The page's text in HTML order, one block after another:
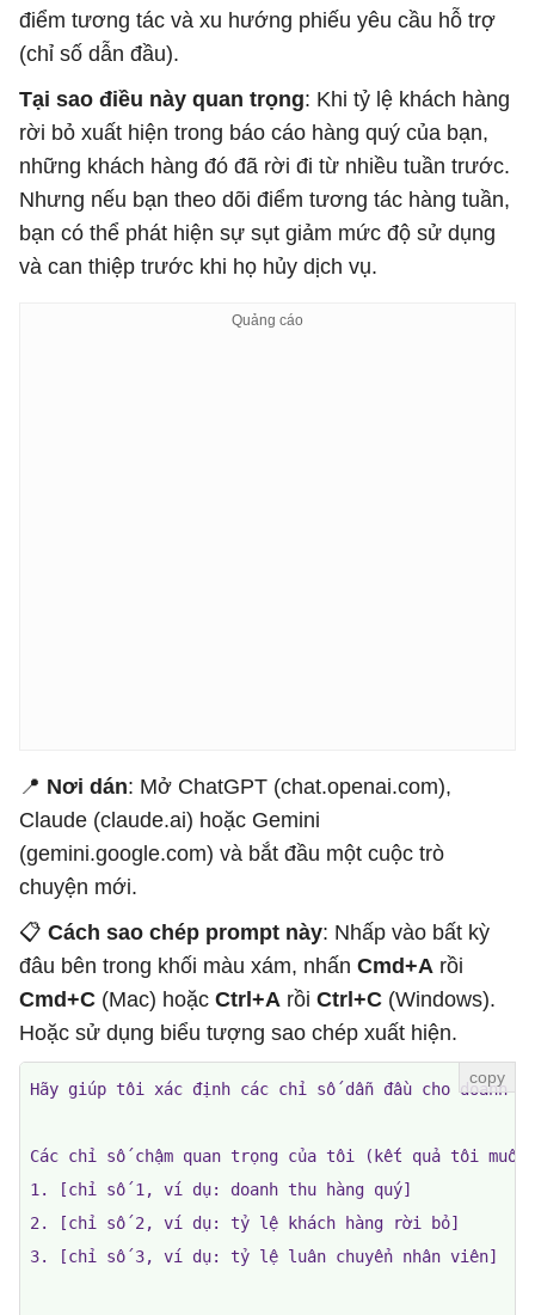
điểm tương tác và xu hướng phiếu yêu cầu hỗ trợ
(chỉ số dẫn đầu).
Tại sao điều này quan trọng: Khi tỷ lệ khách hàng
rời bỏ xuất hiện trong báo cáo hàng quý của bạn,
những khách hàng đó đã rời đi từ nhiều tuần trước.
Nhưng nếu bạn theo dõi điểm tương tác hàng tuần,
bạn có thể phát hiện sự sụt giảm mức độ sử dụng
và can thiệp trước khi họ hủy dịch vụ.
📍 Nơi dán: Mở ChatGPT (chat.openai.com),
Claude (claude.ai) hoặc Gemini
(gemini.google.com) và bắt đầu một cuộc trò
chuyện mới.
📋 Cách sao chép prompt này: Nhấp vào bất kỳ
đâu bên trong khối màu xám, nhấn Cmd+A rồi
Cmd+C (Mac) hoặc Ctrl+A rồi Ctrl+C (Windows).
Hoặc sử dụng biểu tượng sao chép xuất hiện.
Hãy giúp tôi xác định các chỉ số dẫn đầu cho doanh
Các chỉ số chậm quan trọng của tôi (kết quả tôi
1. [chỉ số 1, ví dụ: doanh thu hàng quý]
2. [chỉ số 2, ví dụ: tỷ lệ khách hàng rời bỏ]
3. [chỉ số 3, ví dụ: tỷ lệ luân chuyển nhân viên]